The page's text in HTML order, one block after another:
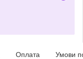
Оплата Умови